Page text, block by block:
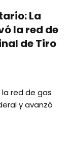
La
la red de
de Tiro
red de gas
y avanzó